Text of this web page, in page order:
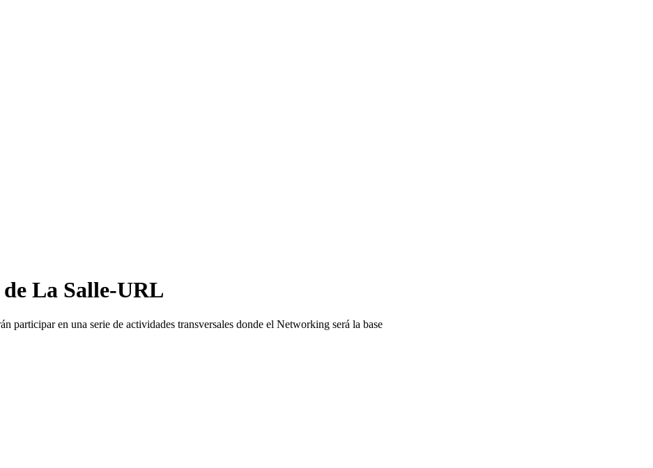
La Salle-URL
participar en una serie de actividades transversales donde el Networking será la base